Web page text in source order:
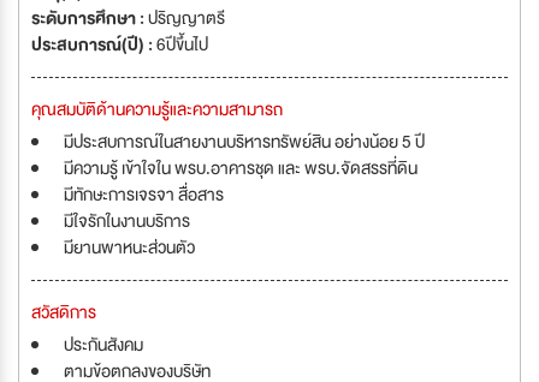
ระดับการศึกษา :ปริญญาตรี
ประสบการณ์(ปี) :6ปีขึ้นไป
คุณสมบัติด้านความรู้และความสามารถ
มีประสบการณ์ในสายงานบริหารทรัพย์สิน อย่างน้อย 5 ปี
มีความรู้ เข้าใจใน พรบ.อาคารชุด และ พรบ.จัดสรรที่ดิน
มีทักษะการเจรจา สื่อสาร
มีใจรักในงานบริการ
มียานพาหนะส่วนตัว
สวัสดิการ
ประกันสังคม
ตามข้อตกลงของบริษัท